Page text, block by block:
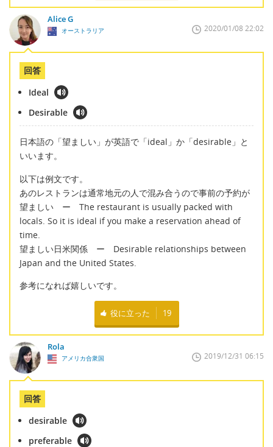
Alice G
オーストラリア 2020/01/08 22:02
回答
Ideal
Desirable
日本語の「望ましい」が英語で「ideal」か「desirable」と
いいます。
以下は例文です。
あのレストランは通常地元の人で混み合うので事前の予約が
望ましい ー The restaurant is usually packed with
locals. So it is ideal if you make a reservation ahead of
time.
望ましい日米関係 ー Desirable relationships between
Japan and the United States.
参考になれば嬉しいです。
役に立った 19
Rola
アメリカ合衆国 2019/12/31 06:15
回答
desirable
preferable